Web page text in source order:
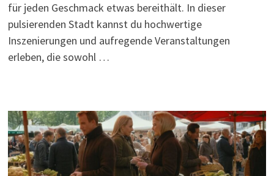
für jeden Geschmack etwas bereithält. In dieser
pulsierenden Stadt kannst du hochwertige
Inszenierungen und aufregende Veranstaltungen
erleben, die sowohl …